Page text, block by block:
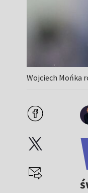
Wojciech Mońka